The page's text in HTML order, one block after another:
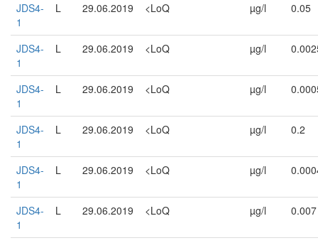
JDS4-
1
L 29.06.2019 <LoQ µg/l 0.05
JDS4-
1
L 29.06.2019 <LoQ µg/l
JDS4-
1
L 29.06.2019 <LoQ µg/l
JDS4-
1
L 29.06.2019 <LoQ µg/l 0.2
JDS4-
1
L 29.06.2019 <LoQ µg/l
JDS4-
1
L 29.06.2019 <LoQ µg/l 0.007